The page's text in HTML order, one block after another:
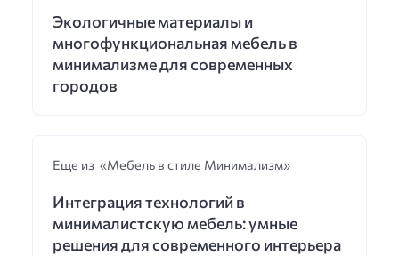
Экологичные материалы и
многофункциональная мебель в
минимализме для современных
городов
Еще из «Мебель в стиле Минимализм»
Интеграция технологий в
минималистскую мебель: умные
решения для современного интерьера